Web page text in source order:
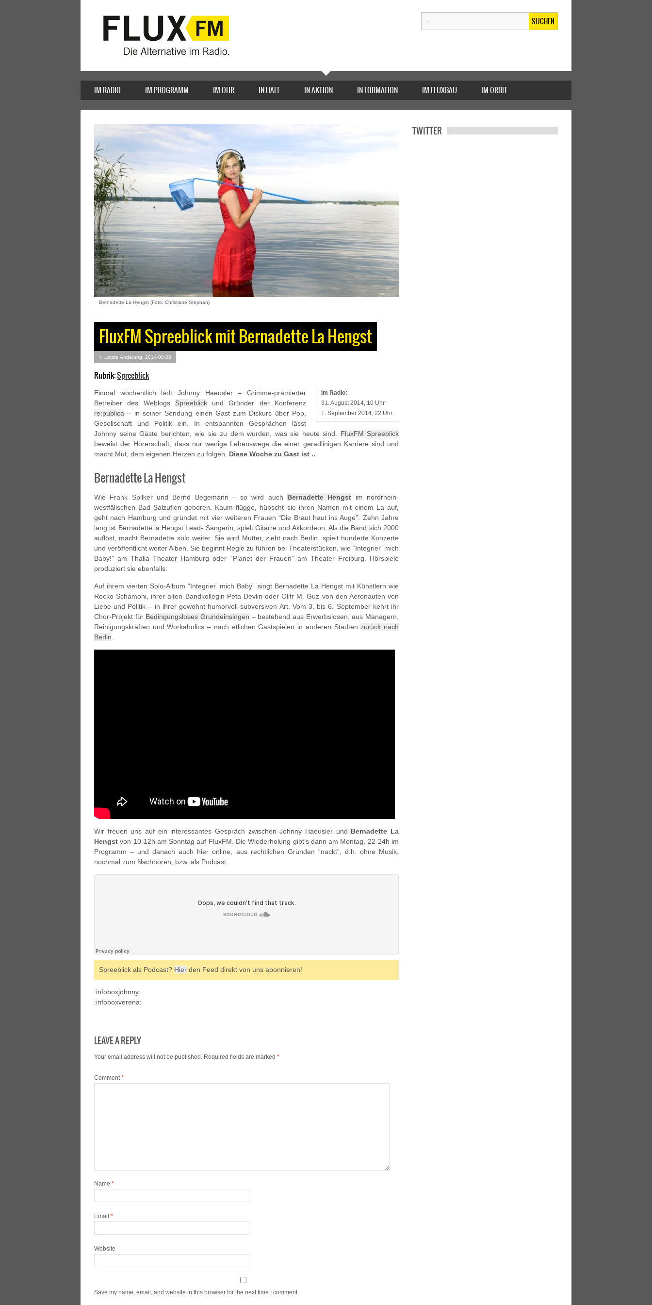
SUCHEN
IM RADIO IM PROGRAMM IM OHR IN HALT IN AKTION IN FORMATION IM FLUXBAU IM ORBIT
Bernadette La Hengst (Foto: Christiane Stephan)
FluxFM Spreeblick mit Bernadette La Hengst
▷ Letzte Änderung: 2014-08-28
Rubrik:Spreeblick
Im Radio:
31. August 2014, 10 Uhr
1. September 2014, 22 Uhr
Einmal wöchentlich lädt Johnny Haeusler – Grimme-prämierter
Betreiber des Weblogs Spreeblickund Gründer der Konferenz
re:publica – in seiner Sendung einen Gast zum Diskurs über Pop,
Gesellschaft und Politik ein. In entspannten Gesprächen lässt
Johnny seine Gäste berichten, wie sie zu dem wurden, was sie heute sind. FluxFM Spreeblick
beweist der Hörerschaft, dass nur wenige Lebenswege die einer geradlinigen Karriere sind und
macht Mut, dem eigenen Herzen zu folgen. Diese Woche zu Gast ist ..
Bernadette La Hengst
Wie Frank Spilker und Bernd Begemann – so wird auch Bernadette Hengst im nordrhein-
westfälischen Bad Salzuflen geboren. Kaum flügge, hübscht sie ihren Namen mit einem La auf,
geht nach Hamburg und gründet mit vier weiteren Frauen “Die Braut haut ins Auge”. Zehn Jahre
lang ist Bernadette la Hengst Lead- Sängerin, spielt Gitarre und Akkordeon. Als die Band sich 2000
auflöst, macht Bernadette solo weiter. Sie wird Mutter, zieht nach Berlin, spielt hunderte Konzerte
und veröffentlicht weiter Alben. Sie beginnt Regie zu führen bei Theaterstücken, wie “Integrier’ mich
Baby!” am Thalia Theater Hamburg oder “Planet der Frauen” am Theater Freiburg. Hörspiele
produziert sie ebenfalls.
Auf ihrem vierten Solo-Album “Integrier’ mich Baby” singt Bernadette La Hengst mit Künstlern wie
Rocko Schamoni, ihrer alten Bandkollegin Peta Devlin oder Olifr M. Guz von den Aeronauten von
Liebe und Politik – in ihrer gewohnt humorvoll-subversiven Art. Vom 3. bis 6. September kehrt ihr
Chor-Projekt für Bedingungsloses Grundeinsingen – bestehend aus Erwerbslosen, aus Managern,
Reinigungskräften und Workaholics – nach etlichen Gastspielen in anderen Städtenzurück nach
Berlin
Wir freuen uns auf ein interessantes Gespräch zwischen Johnny Haeusler und Bernadette La
Hengst von 10-12h am Sonntag auf FluxFM. Die Wiederholung gibt’s dann am Montag, 22-24h im
Programm – und danach auch hier online, aus rechtlichen Gründen “nackt”, d.h. ohne Musik,
nochmal zum Nachhören, bzw. als Podcast:
Spreeblick als Podcast? Hier den Feed direkt von uns abonnieren!
:infoboxjohnny:
:infoboxverena:
LEAVE A REPLY
Your email address will not be published. Required fields are marked *
Comment*
Name *
Email *
Website
Save my name, email, and website in this browser for the next time I comment.
TWITTER